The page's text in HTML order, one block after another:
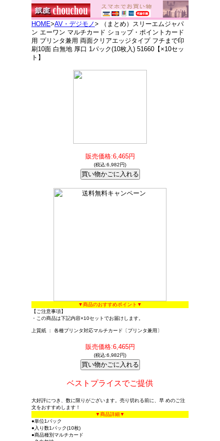
HOME>AV・デジモノ> （まとめ）スリーエムジャパ
ン エーワン マルチカード ショップ・ポイントカード
用 プリンタ兼用 両面クリアエッジタイプ フチまで印
刷10面 白無地 厚口 1パック(10枚入) 51660【×10セッ
ト】
販売価格:6,465円
(税込:6,982円)
▼商品のおすすめポイント▼
【ご注意事項】
・この商品は下記内容×10セットでお届けします。
上質紙 ： 各種プリンタ対応マルチカード〔プリンタ兼用〕
販売価格:6,465円
(税込:6,982円)
ベストプライスでご提供
大好評につき、数に限りがございます。売り切れる前に、早 めのご注
文をおすすめします！
▼商品詳細▼
●単位1パック
●入り数1パック(10枚)
●商品種別マルチカード